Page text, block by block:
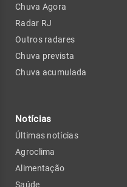
Chuva Agora
Radar RJ
Outros radares
Chuva prevista
Chuva acumulada
Notícias
Últimas notícias
Agroclima
Alimentação
Saúde